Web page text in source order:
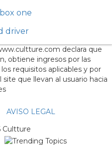
one
driver
declara que
obtiene ingresos por las
requisitos aplicables y por
que llevan al usuario hacia
AVISO LEGAL